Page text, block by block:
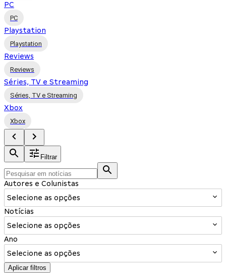
PC
PC
Playstation
Playstation
Reviews
Reviews
Séries, TV e Streaming
Séries, TV e Streaming
Xbox
Xbox
Filtrar
Autores e Colunistas
Selecione as opções
Notícias
Selecione as opções
Ano
Selecione as opções
Aplicar filtros